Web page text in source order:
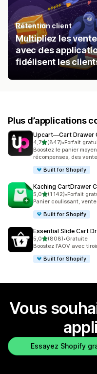
Rétention client
Multipliez les
avec des
fidélisent les
Plus d’applications
Upcart—Cart Drawer
4,7étoile(s) sur 5
(847)
847 avis au total
•Forfait
Boostez le panier
récompenses, des
Built for Shopify
Kaching CartDrawer
5,0étoile(s) sur 5
(1 142)
1142 avis au total
•Forfait
Panier coulissant,
Built for Shopify
Essential Slide Cart
5,0étoile(s) sur 5
(808)
808 avis au total
•Gratuite
Boostez l'AOV avec
Built for Shopify
Vous
Essayez Shopify